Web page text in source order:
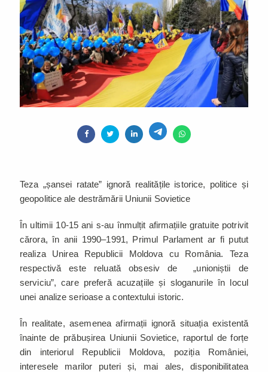
Teza „șansei ratate” ignoră realitățile istorice, politice și
geopolitice ale destrămării Uniunii Sovietice
În ultimii 10-15 ani s-au înmulțit afirmațiile gratuite potrivit
cărora, în anii 1990–1991, Primul Parlament ar fi putut
realiza Unirea Republicii Moldova cu România. Teza
respectivă este reluată obsesiv de „unioniștii de
serviciu”, care preferă acuzațiile și sloganurile în locul
unei analize serioase a contextului istoric.
În realitate, asemenea afirmații ignoră situația existentă
înainte de prăbușirea Uniunii Sovietice, raportul de forțe
din interiorul Republicii Moldova, poziția României,
interesele marilor puteri și, mai ales, disponibilitatea